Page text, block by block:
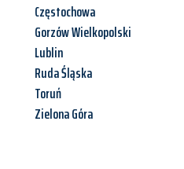
Częstochowa
Gorzów Wielkopolski
Lublin
Ruda Śląska
Toruń
Zielona Góra